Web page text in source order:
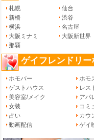
札幌 仙台
新橋
渋谷
横浜
名古屋
大阪ミナミ
大阪新世界
那覇
ゲイフレンドリー
ホモバー ホモ
ゲストハウス
レス
美容室/メイク
アパ
女装
コミ
占い
カウ
動画配信
ゲイ